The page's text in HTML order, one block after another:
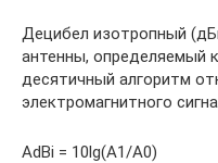
Децибел изотропный
антенны, определяемый
десятичный алгоритм
электромагнитного
AdBi = 10lg(A1/A0)